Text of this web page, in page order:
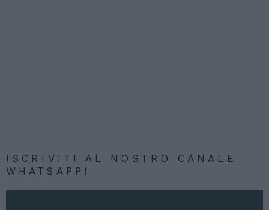
ISCRIVITI AL NOSTRO CANALE
WHATSAPP!